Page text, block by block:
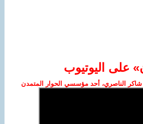
على اليوتيوب
الناصري، أحد مؤسسي الحوار المتمدن